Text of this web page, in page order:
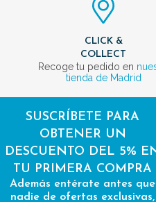
CLICK &
COLLECT
Recoge tu pedido en
tienda de Madrid
SUSCRÍBETE PARA
OBTENER UN
DESCUENTO DEL 5%
TU PRIMERA COMPRA
Además entérate antes que
nadie de ofertas exclusivas,